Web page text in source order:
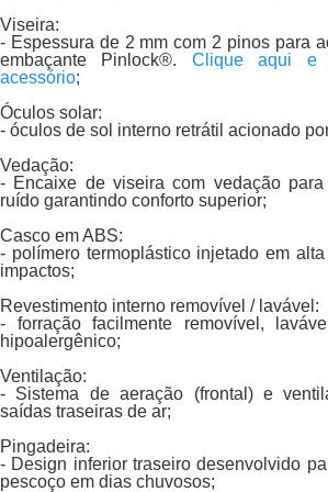
Viseira:
- Espessura de 2 mm com 2 pinos para
embaçante Pinlock®. Clique aqui e
acessório;
Óculos solar:
- óculos de sol interno retrátil acionado
Vedação:
- Encaixe de viseira com vedação
ruído garantindo conforto superior;
Casco em ABS:
- polímero termoplástico injetado em
impactos;
Revestimento interno removível / lavável:
- forração facilmente removível,
hipoalergênico;
Ventilação:
- Sistema de aeração (frontal) e
saídas traseiras de ar;
Pingadeira:
- Design inferior traseiro desenvolvido
pescoço em dias chuvosos;